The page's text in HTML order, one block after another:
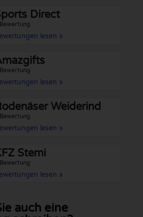
Direct
lesen »
lesen »
Weiderind
lesen »
Stemi
lesen »
auch eine